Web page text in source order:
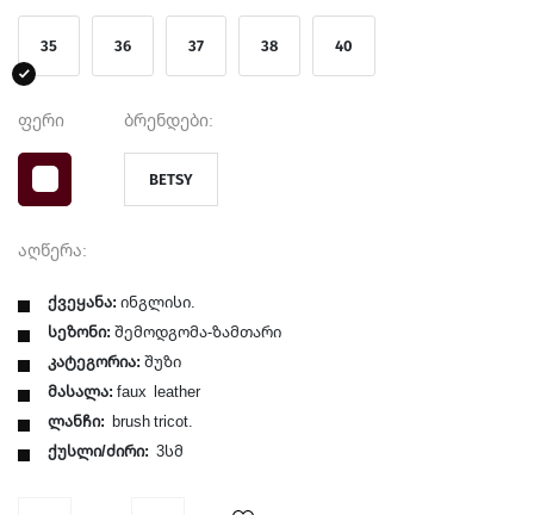
35 36 37 38 40
ფერი ბრენდები:
BETSY
აღწერა:
ქვეყანა: ინგლისი.
სეზონი: შემოდგომა-ზამთარი
კატეგორია: შუზი
მასალა: faux leather
ლანჩი: brush tricot.
ქუსლი/ძირი: 3სმ